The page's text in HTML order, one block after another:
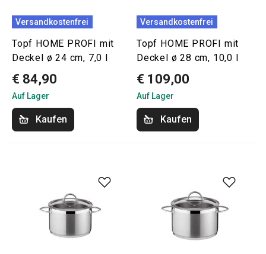
Versandkostenfrei
Topf HOME PROFI mit
Deckel ø 24 cm, 7,0 l
€ 84,90
Auf Lager
Kaufen
Versandkostenfrei
Topf HOME PROFI mit
Deckel ø 28 cm, 10,0 l
€ 109,00
Auf Lager
Kaufen